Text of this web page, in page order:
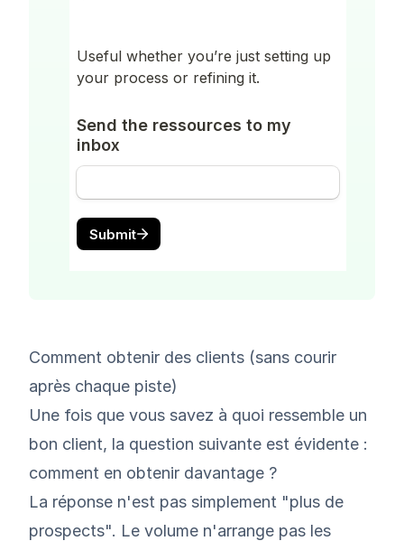
Comment obtenir des clients (sans courir
après chaque piste)
Une fois que vous savez à quoi ressemble un
bon client, la question suivante est évidente :
comment en obtenir davantage ?
La réponse n'est pas simplement "plus de
prospects". Le volume n'arrange pas les